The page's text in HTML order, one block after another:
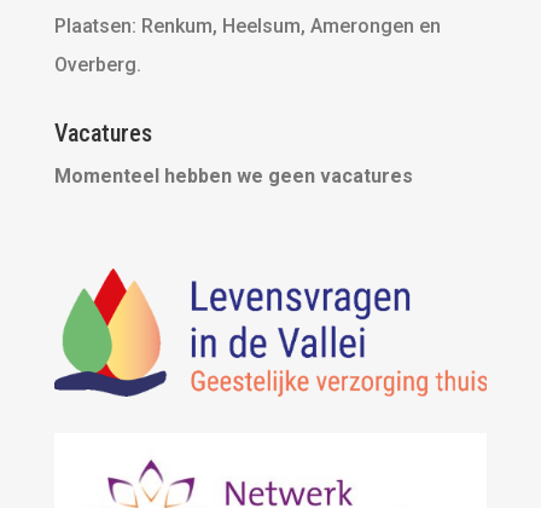
Plaatsen: Renkum, Heelsum, Amerongen en
Overberg.
Vacatures
Momenteel hebben we geen vacatures